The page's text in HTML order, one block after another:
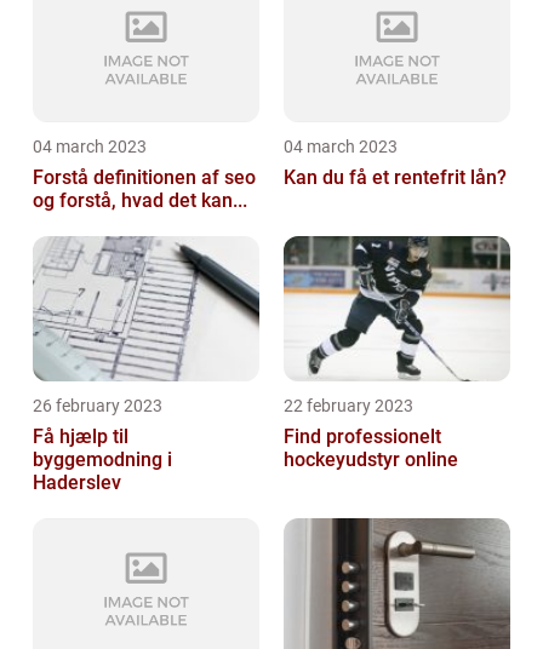
04 march 2023
Forstå definitionen af seo
og forstå, hvad det kan...
04 march 2023
Kan du få et rentefrit lån?
26 february 2023
Få hjælp til
byggemodning i
Haderslev
22 february 2023
Find professionelt
hockeyudstyr online